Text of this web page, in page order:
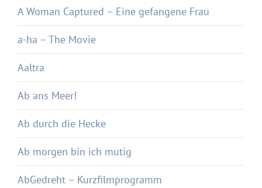
A Woman Captured – Eine gefangene Frau
a-ha – The Movie
Aaltra
Ab ans Meer!
Ab durch die Hecke
Ab morgen bin ich mutig
AbGedreht – Kurzfilmprogramm